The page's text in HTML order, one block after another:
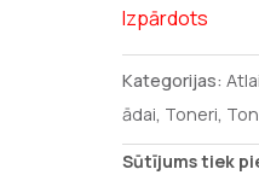
Izpārdots
Kategorijas:
ādai, Toneri,
Sūtījums tiek